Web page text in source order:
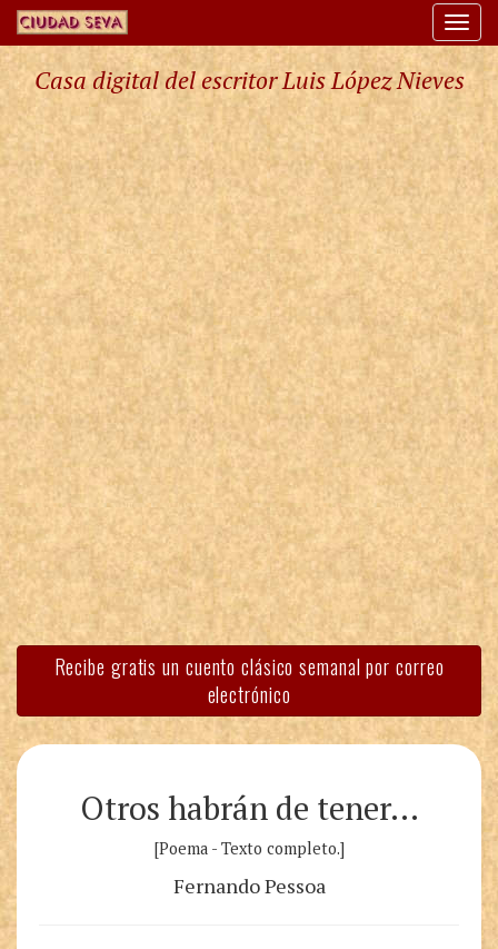
Casa digital del escritor Luis López Nieves
Recibe gratis un cuento clásico semanal por correo
electrónico
Otros habrán de tener…
[Poema - Texto completo.]
Fernando Pessoa